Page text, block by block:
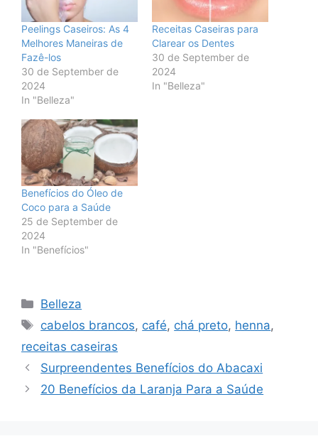
Peelings Caseiros: As 4
Melhores Maneiras de
Fazê-los
30 de September de
2024
In "Belleza"
Receitas Caseiras para
Clarear os Dentes
30 de September de
2024
In "Belleza"
Benefícios do Óleo de
Coco para a Saúde
25 de September de
2024
In "Benefícios"
Categories
Belleza
Tags
cabelos brancos, café, chá preto, henna,
receitas caseiras
Surpreendentes Benefícios do Abacaxi
20 Benefícios da Laranja Para a Saúde